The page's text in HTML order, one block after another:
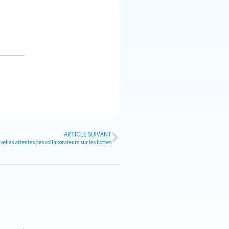
ARTICLE SUIVANT
attentes des collaborateurs sur les flottes